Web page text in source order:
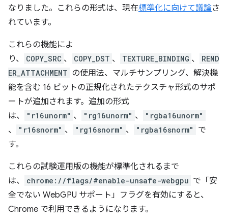
なりました。これらの形式は、現在標準化に向けて議論さ
れています。
これらの機能によ
り、
COPY_SRC 、 COPY_DST 、 TEXTURE_BINDING 、
REND
ER_ATTACHMENT の使用法、マルチサンプリング、解決機
能を含む 16 ビットの正規化されたテクスチャ形式のサポ
ートが追加されます。追加の形式
は、
"r16unorm" 、 "rg16unorm" 、 "rgba16unorm"
、 "r16snorm" 、 "rg16snorm" 、 "rgba16snorm"
で
す。
これらの試験運用版の機能が標準化されるまで
は、
chrome://flags/#enable-unsafe-webgpu で「安
全でない WebGPU サポート」フラグを有効にすると、
Chrome で利用できるようになります。